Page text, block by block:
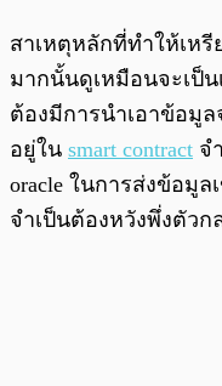
สาเหตุหลักที่ทำให้เห
มากนั้นดูเหมือนจะเป็น
ต้องมีการนำเอาข้อมูล
อยู่ใน smart contract จ
oracle ในการส่งข้อมู
จำเป็นต้องหวังพึ่งตัวก